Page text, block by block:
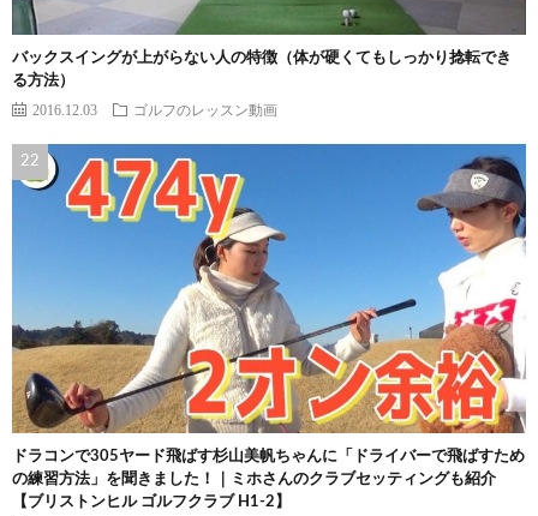
バックスイングが上がらない人の特徴（体が硬くてもしっかり捻転でき
る方法）
2016.12.03 ゴルフのレッスン動画
ドラコンで305ヤード飛ばす杉山美帆ちゃんに「ドライバーで飛ばすため
の練習方法」を聞きました！｜ミホさんのクラブセッティングも紹介
【ブリストンヒル ゴルフクラブ H1-2】